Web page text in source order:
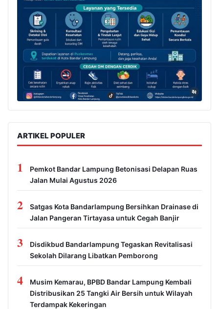
ARTIKEL POPULER
1
Pemkot Bandar Lampung Betonisasi Delapan Ruas
Jalan Mulai Agustus 2026
2
Satgas Kota Bandarlampung Bersihkan Drainase di
Jalan Pangeran Tirtayasa untuk Cegah Banjir
3
Disdikbud Bandarlampung Tegaskan Revitalisasi
Sekolah Dilarang Libatkan Pemborong
4
Musim Kemarau, BPBD Bandar Lampung Kembali
Distribusikan 25 Tangki Air Bersih untuk Wilayah
Terdampak Kekeringan